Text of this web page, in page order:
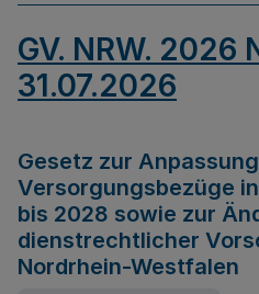
GV. NRW. 2026
31.07.2026
Gesetz zur
Versorgungsbezüge
bis 2028 sowie zur
dienstrechtlicher
Nordrhein-Westfalen